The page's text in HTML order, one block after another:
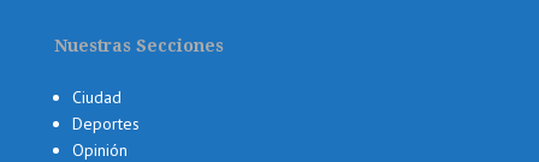
Nuestras Secciones
Ciudad
Deportes
Opinión